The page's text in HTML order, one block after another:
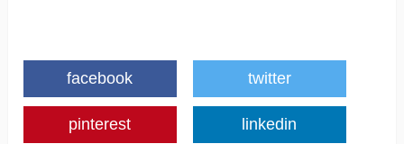
facebook twitter
pinterest linkedin